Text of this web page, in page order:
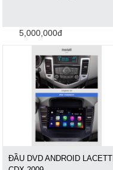
5,000,000đ
ĐẦU DVD ANDROID LACETTI